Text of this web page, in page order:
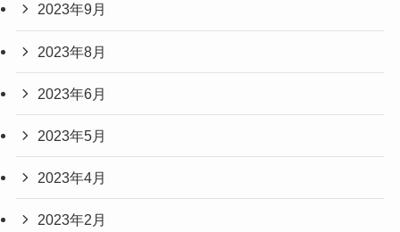
2023年9月
2023年8月
2023年6月
2023年5月
2023年4月
2023年2月